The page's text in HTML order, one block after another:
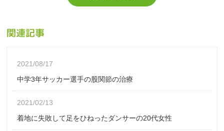
関連記事
2021/08/17
中学3年サッカー選手の股関節の治療
2021/02/13
着地に失敗して足をひねったダンサーの20代女性